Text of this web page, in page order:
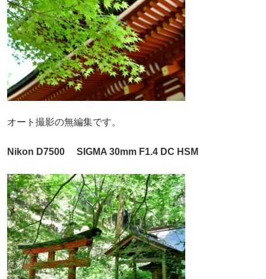
オート撮影の無編集です。
Nikon D7500 SIGMA 30mm F1.4 DC HSM